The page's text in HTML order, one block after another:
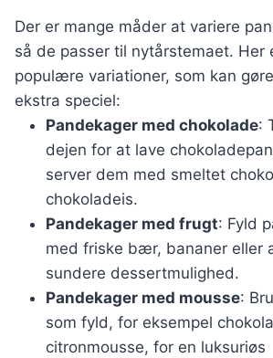
Der er mange måder at variere
så de passer til nytårstemaet. Her
populære variationer, som kan
ekstra speciel:
Pandekager med chokolade:
dejen for at lave
server dem med smeltet
chokoladeis.
Pandekager med frugt: Fyld
med friske bær, bananer eller
sundere dessertmulighed.
Pandekager med mousse:
som fyld, for eksempel
citronmousse, for en luksuriøs